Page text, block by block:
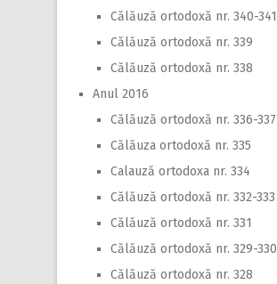
Călăuză ortodoxă nr. 340-341
Călăuză ortodoxă nr. 339
Călăuză ortodoxă nr. 338
Anul 2016
Călăuză ortodoxă nr. 336-337
Călăuza ortodoxă nr. 335
Calauză ortodoxa nr. 334
Călăuză ortodoxă nr. 332-333
Călăuză ortodoxă nr. 331
Călăuză ortodoxă nr. 329-330
Călăuză ortodoxă nr. 328